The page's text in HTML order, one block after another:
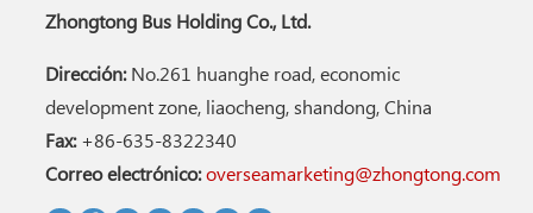
Zhongtong Bus Holding Co., Ltd.
Dirección:No.261 huanghe road, economic
development zone, liaocheng, shandong, China
Fax:+86-635-8322340
Correo electrónico:overseamarketing@zhongtong.com